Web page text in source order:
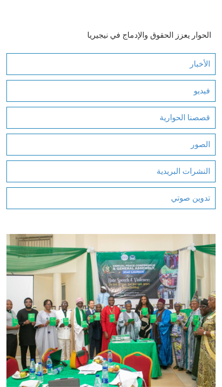
الحوار يعزز الحقوق والإدماج في نيجيريا
الأخبار
فيديو
قصصنا الحوارية
الصور
النشرات البريدية
تدوين صوتي